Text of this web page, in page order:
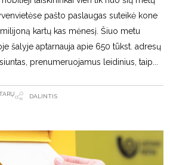
pašto paslaugas suteikė kone
kartų kas mėnesį. Šiuo metu
šalyje aptarnauja apie 650 tūkst. adresų
prenumeruojamus leidinius, taip
DALINTIS